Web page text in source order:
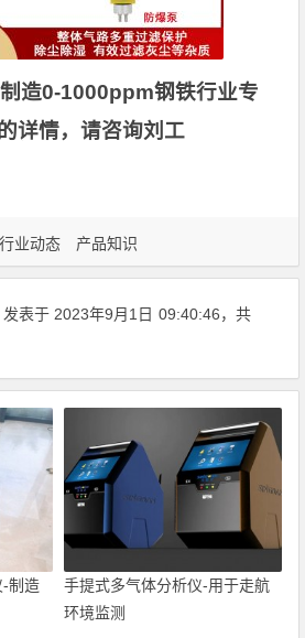
造0-1000ppm钢铁行业专
详情，请咨询刘工
行业动态 产品知识
发表于 2023年9月1日 09:40:46，共
-制造
手提式多气体分析仪-用于走航
环境监测